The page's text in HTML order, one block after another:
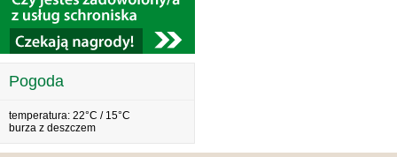
Pogoda
temperatura: 22°C / 15°C
burza z deszczem